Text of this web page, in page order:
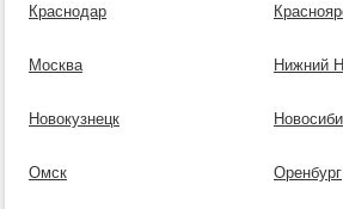
Краснодар
Москва Нижний
Новокузнецк
Омск Оренбург